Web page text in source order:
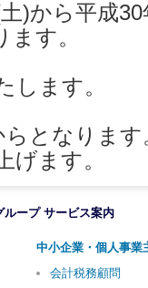
)から平成
す。
します。
となりま
げます。
ープ サービス案内
中小企業・個人事業
会計税務顧問